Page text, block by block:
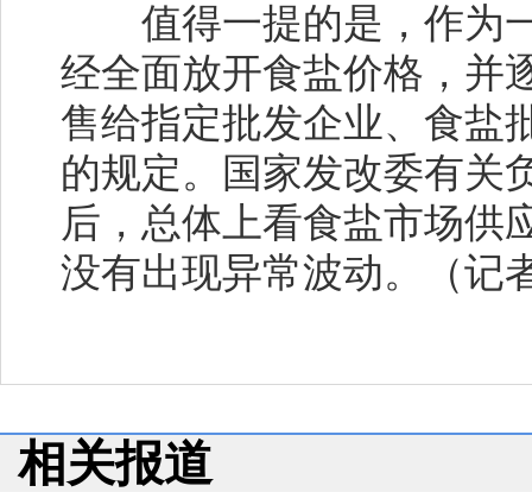
值得一提的是，作为一
经全面放开食盐价格，并
售给指定批发企业、食盐
的规定。国家发改委有关
后，总体上看食盐市场供
没有出现异常波动。（记
相关报道